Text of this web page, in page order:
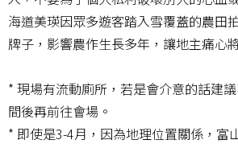
海道美瑛因眾多遊客踏入雪覆蓋的農田
牌子，影響農作生長多年，讓地主痛心
* 現場有流動廁所，若是會介意的話建
間後再前往會場。
* 即使是3-4月，因為地理位置關係，富